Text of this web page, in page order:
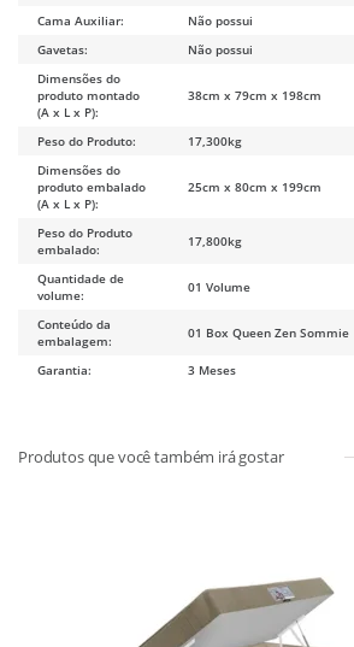
Cama Auxiliar:
Não possui
Gavetas:
Não possui
Dimensões do
produto montado
(A x L x P):
38cm x 79cm x 198cm
Peso do Produto:
17,300kg
Dimensões do
produto embalado
(A x L x P):
25cm x 80cm x 199cm
Peso do Produto
embalado:
17,800kg
Quantidade de
volume:
01 Volume
Conteúdo da
embalagem:
01 Box Queen Zen Sommie
Garantia: 3 Meses